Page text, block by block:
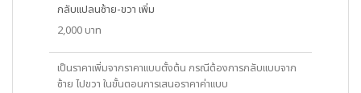
กลับแปลนซ้าย-ขวา เพิ่ม
2,000 บาท
เป็นราคาเพิ่มจากราคาแบบตั้งต้น กรณีต้องการกลับแบบจาก
ซ้าย ไปขวา ในขั้นตอนการเสนอราคาค่าแบบ